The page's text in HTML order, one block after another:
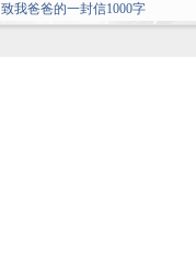
致我爸爸的一封信1000字